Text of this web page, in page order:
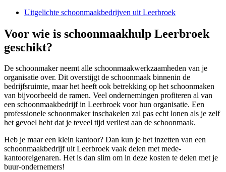
Uitgelichte schoonmaakbedrijven uit Leerbroek
Voor wie is schoonmaakhulp Leerbroek
geschikt?
De schoonmaker neemt alle schoonmaakwerkzaamheden van je
organisatie over. Dit overstijgt de schoonmaak binnenin de
bedrijfsruimte, maar het heeft ook betrekking op het schoonmaken
van bijvoorbeeld de ramen. Veel ondernemingen profiteren al van
een schoonmaakbedrijf in Leerbroek voor hun organisatie. Een
professionele schoonmaker inschakelen zal pas echt lonen als je zelf
het gevoel hebt dat je teveel tijd verliest aan de schoonmaak.
Heb je maar een klein kantoor? Dan kun je het inzetten van een
schoonmaakbedrijf uit Leerbroek vaak delen met mede-
kantooreigenaren. Het is dan slim om in deze kosten te delen met je
buur-ondernemers!